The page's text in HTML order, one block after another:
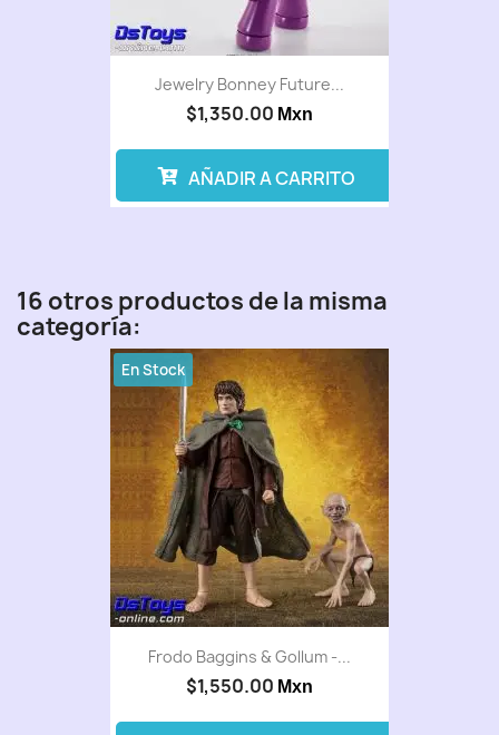
Jewelry Bonney Future...
$1,350.00 Mxn
AÑADIR A CARRITO
16 otros productos de la misma
categoría:
Frodo Baggins & Gollum -...
$1,550.00 Mxn
En Stock